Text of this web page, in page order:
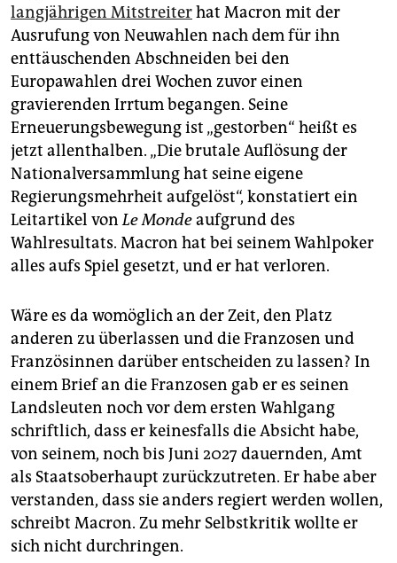
langjährigen Mitstreiterhat Macron mit der
Ausrufung von Neuwahlen nach dem für ihn
enttäuschenden Abschneiden bei den
Europawahlen drei Wochen zuvor einen
gravierenden Irrtum begangen. Seine
Erneuerungsbewegung ist „gestorben“ heißt es
jetzt allenthalben. „Die brutale Auflösung der
Nationalversammlung hat seine eigene
Regierungsmehrheit aufgelöst“, konstatiert ein
Leitartikel vonLe Mondeaufgrund des
Wahlresultats. Macron hat bei seinem Wahlpoker
alles aufs Spiel gesetzt, und er hat verloren.
Wäre es da womöglich an der Zeit, den Platz
anderen zu überlassen und die Franzosen und
Französinnen darüber entscheiden zu lassen? In
einem Brief an die Franzosen gab er es seinen
Landsleuten noch vor dem ersten Wahlgang
schriftlich, dass er keinesfalls die Absicht habe,
von seinem, noch bis Juni 2027 dauernden, Amt
als Staatsoberhaupt zurückzutreten. Er habe aber
verstanden, dass sie anders regiert werden wollen,
schreibt Macron. Zu mehr Selbstkritik wollte er
sich nicht durchringen.